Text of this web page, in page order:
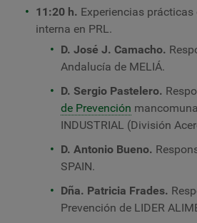
11:20 h. Experiencias
interna en PRL.
D. José J. Camacho.
Andalucía de MELIÁ.
D. Sergio Pastelero.
de Prevención
INDUSTRIAL (División
D. Antonio Bueno.
SPAIN.
Dña. Patricia Frades.
Prevención de LIDER